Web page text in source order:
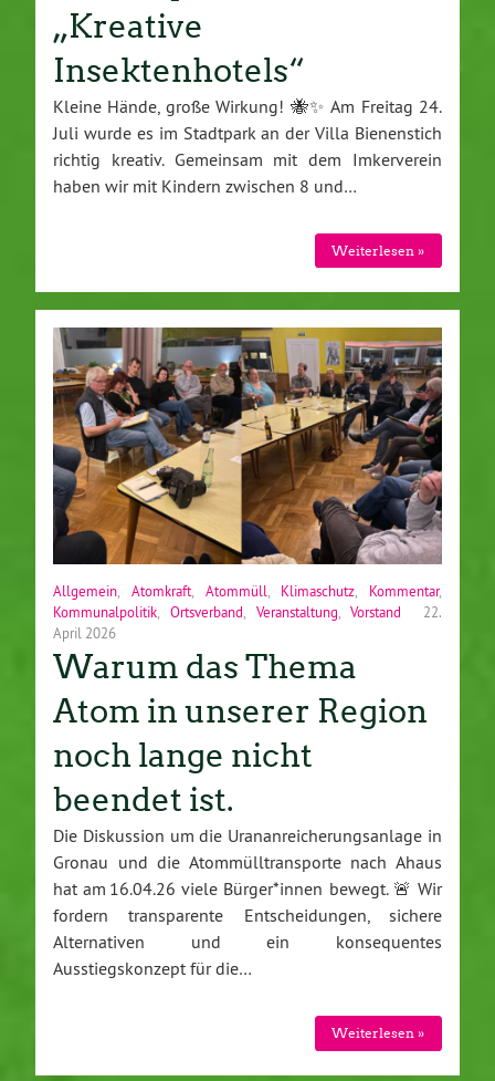
„Kreative
Insektenhotels“
Kleine Hände, große Wirkung! 🐝✨ Am Freitag 24.
Juli wurde es im Stadtpark an der Villa Bienenstich
richtig kreativ. Gemeinsam mit dem Imkerverein
haben wir mit Kindern zwischen 8 und…
Weiterlesen »
Allgemein Atomkraft, Atommüll Klimaschutz Kommentar,
Kommunalpolitik
Ortsverband Veranstaltung ,Vorstand
22.
April 2026
Warum das Thema
Atom in unserer Region
noch lange nicht
beendet ist.
Die Diskussion um die Urananreicherungsanlage in
Gronau und die Atommülltransporte nach Ahaus
hat am 16.04.26 viele Bürger*innen bewegt. 🚨 Wir
fordern transparente Entscheidungen, sichere
Alternativen und ein konsequentes
Ausstiegskonzept für die…
Weiterlesen »